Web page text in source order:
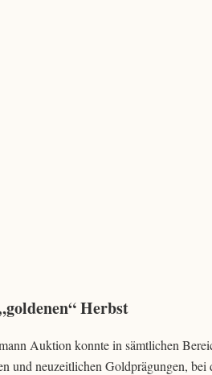
Herbst
Auktion konnte in sämtlichen
und neuzeitlichen Goldprägungen,